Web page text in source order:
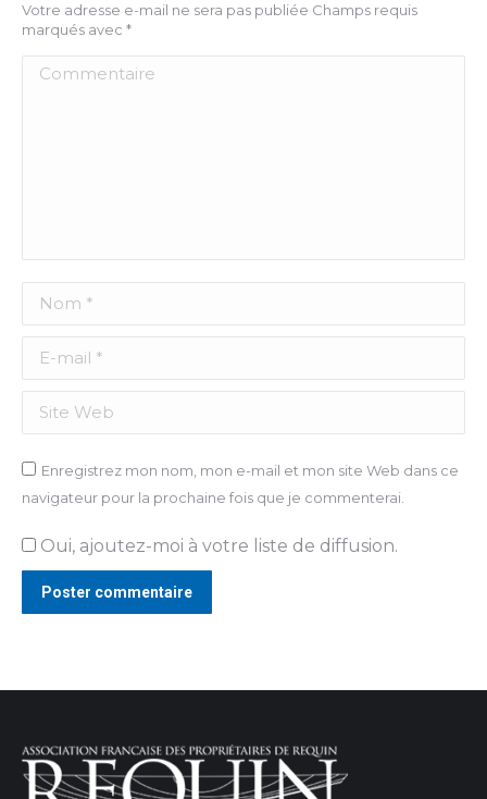
Votre adresse e-mail ne sera pas publiée Champs requis
marqués avec *
Commentaire
Nom *
E-mail *
Site Web
Enregistrez mon nom, mon e-mail et mon site Web dans ce
navigateur pour la prochaine fois que je commenterai.
Oui, ajoutez-moi à votre liste de diffusion.
Poster commentaire